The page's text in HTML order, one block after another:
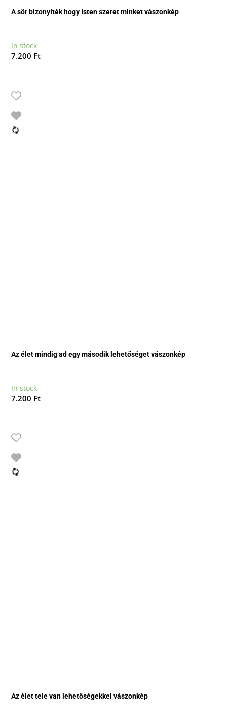
A sör bizonyíték hogy Isten szeret minket vászonkép
In stock
7.200 Ft
Az élet mindig ad egy második lehetőséget vászonkép
In stock
7.200 Ft
Az élet tele van lehetőségekkel vászonkép